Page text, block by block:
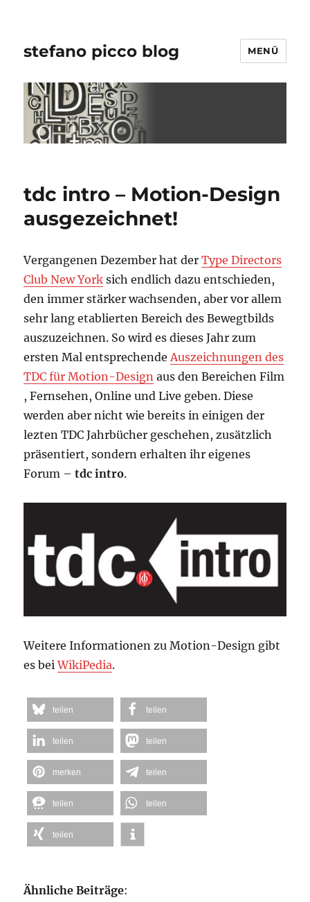
stefano picco blog MENÜ
tdc intro – Motion-Design
ausgezeichnet!
Vergangenen Dezember hat derType Directors
Club New York sich endlich dazu entschieden,
den immer stärker wachsenden, aber vor allem
sehr lang etablierten Bereich des Bewegtbilds
auszuzeichnen. So wird es dieses Jahr zum
ersten Mal entsprechendeAuszeichnungen des
TDC für Motion-Design aus den Bereichen Film
, Fernsehen, Online und Live geben. Diese
werden aber nicht wie bereits in einigen der
lezten TDC Jahrbücher geschehen, zusätzlich
präsentiert, sondern erhalten ihr eigenes
Forum –tdc intro.
Weitere Informationen zu Motion-Design gibt
es beiWikiPedia.
teilen teilen
teilen teilen
merken teilen
teilen teilen
teilen
Ähnliche Beiträge: